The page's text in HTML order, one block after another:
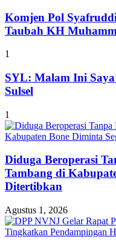
Komjen Pol
Taubah KH
1
SYL: Malam Ini
Sulsel
1
Diduga Beroperasi
Tambang di
Ditertibkan
Agustus 1, 2026